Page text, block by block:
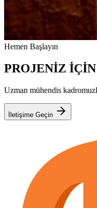
Hemen Başlayın
PROJENİZ
Uzman mühendis
İletişime Geçin